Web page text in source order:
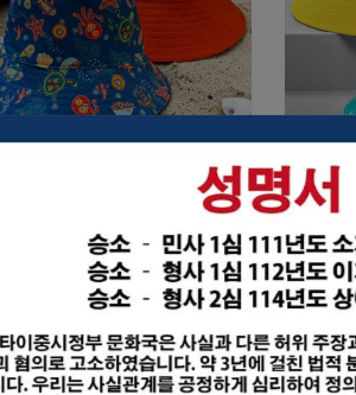
洋秘境雙面漁夫帽-兒童款
NT$800
日頭赤
雙面